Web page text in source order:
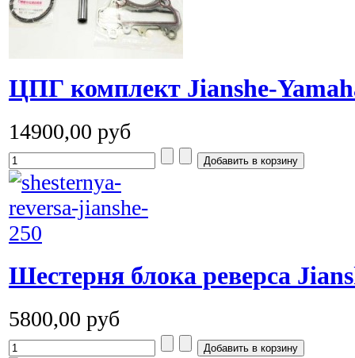
ЦПГ комплект Jianshe-
14900,00 руб
Шестерня блока реверса
5800,00 руб